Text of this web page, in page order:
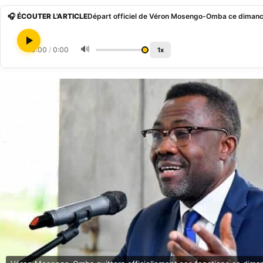
🎧 ÉCOUTER L'ARTICLEDépart officiel de Véron Mosengo-Omba ce
0:00 / 0:00 🔊 1x